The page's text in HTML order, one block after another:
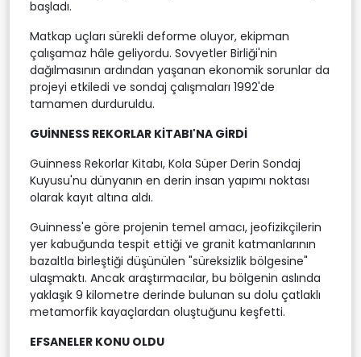
başladı.
Matkap uçları sürekli deforme oluyor, ekipman
çalışamaz hâle geliyordu. Sovyetler Birliği'nin
dağılmasının ardından yaşanan ekonomik sorunlar da
projeyi etkiledi ve sondaj çalışmaları 1992'de
tamamen durduruldu.
GUİNNESS REKORLAR KİTABI'NA GİRDİ
Guinness Rekorlar Kitabı, Kola Süper Derin Sondaj
Kuyusu'nu dünyanın en derin insan yapımı noktası
olarak kayıt altına aldı.
Guinness'e göre projenin temel amacı, jeofizikçilerin
yer kabuğunda tespit ettiği ve granit katmanlarının
bazaltla birleştiği düşünülen "süreksizlik bölgesine"
ulaşmaktı. Ancak araştırmacılar, bu bölgenin aslında
yaklaşık 9 kilometre derinde bulunan su dolu çatlaklı
metamorfik kayaçlardan oluştuğunu keşfetti.
EFSANELER KONU OLDU